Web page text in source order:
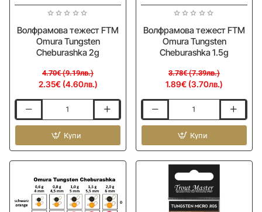
Волфрамова тежест FTM
Omura Tungsten
Cheburashka 2g
2.35€ (4.60лв.)
4.70€ (9.19лв.)
Волфрамова
тежест
Omura
Tungsten
Купи
Волфрамова тежест FTM
Omura Tungsten
Cheburashka 1.5g
1.89€ (3.70лв.)
3.78€ (7.39лв.)
Волфрамова
тежест
Omura
Tungsten
Cheburashka
Купи